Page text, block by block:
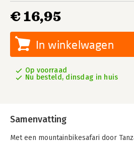
€ 16,95
In winkelwagen
Op voorraad
Nu besteld, dinsdag in huis
Samenvatting
Met een mountainbikesafari door